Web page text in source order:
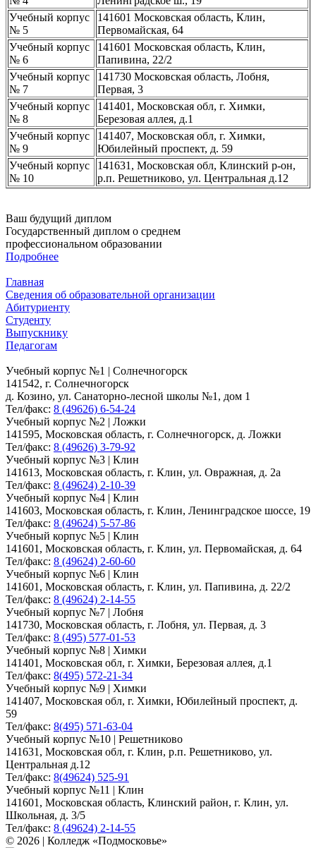
Учебный корпус
№ 5
141601 Московская область, Клин,
Первомайская, 64
Учебный корпус
№ 6
141601 Московская область, Клин,
Папивина, 22/2
Учебный корпус
№ 7
141730 Московская область, Лобня,
Первая, 3
Учебный корпус
№ 8
141401, Московская обл, г. Химки,
Березовая аллея, д.1
Учебный корпус
№ 9
141407, Московская обл, г. Химки,
Юбилейный проспект, д. 59
Учебный корпус
№ 10
141631, Московская обл, Клинский р-он,
р.п. Решетниково, ул. Центральная д.12
Ваш будущий диплом
Государственный диплом о среднем
профессиональном образовании
Подробнее
Главная
Сведения об образовательной организации
Абитуриенту
Студенту
Выпускнику
Педагогам
Учебный корпус №1 | Солнечногорск
141542, г. Солнечногорск
д. Козино, ул. Санаторно-лесной школы №1, дом 1
Тел/факс: 8 (49626) 6-54-24
Учебный корпус №2 | Ложки
141595, Московская область, г. Солнечногорск, д. Ложки
Тел/факс: 8 (49626) 3-79-92
Учебный корпус №3 | Клин
141613, Московская область, г. Клин, ул. Овражная, д. 2а
Тел/факс: 8 (49624) 2-10-39
Учебный корпус №4 | Клин
141603, Московская область, г. Клин, Ленинградское шоссе, 19
Тел/факс: 8 (49624) 5-57-86
Учебный корпус №5 | Клин
141601, Московская область, г. Клин, ул. Первомайская, д. 64
Тел/факс: 8 (49624) 2-60-60
Учебный корпус №6 | Клин
141601, Московская область, г. Клин, ул. Папивина, д. 22/2
Тел/факс: 8 (49624) 2-14-55
Учебный корпус №7 | Лобня
141730, Московская область, г. Лобня, ул. Первая, д. 3
Тел/факс: 8 (495) 577-01-53
Учебный корпус №8 | Химки
141401, Московская обл, г. Химки, Березовая аллея, д.1
Тел/факс: 8(495) 572-21-34
Учебный корпус №9 | Химки
141407, Московская обл, г. Химки, Юбилейный проспект, д.
59
Тел/факс: 8(495) 571-63-04
Учебный корпус №10 | Решетниково
141631, Московская обл, г. Клин, р.п. Решетниково, ул.
Центральная д.12
Тел/факс: 8(49624) 525-91
Учебный корпус №11 | Клин
141601, Московская область, Клинский район, г. Клин, ул.
Школьная, д. 3/5
Тел/факс: 8 (49624) 2-14-55
© 2026 | Колледж «Подмосковье»